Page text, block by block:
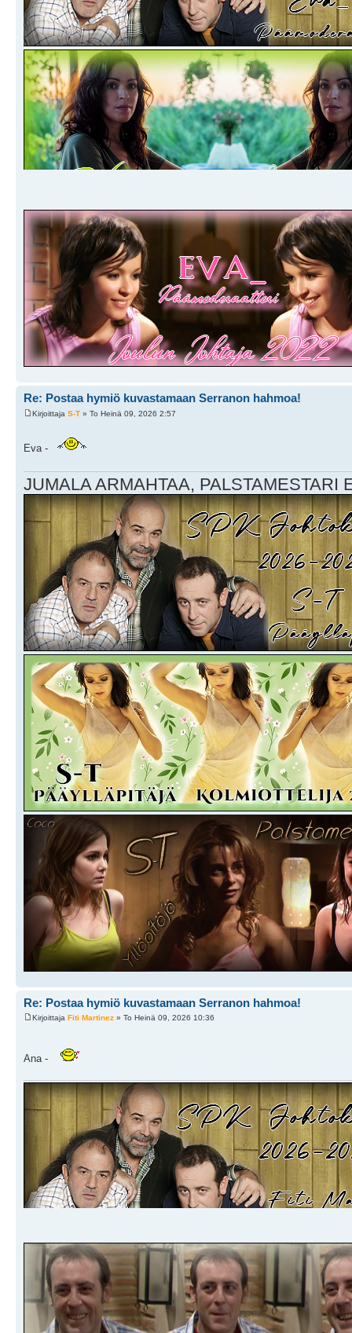
Re: Postaa hymiö kuvastamaan Serranon hahmoa!
Kirjoittaja S-T » To Heinä 09, 2026 2:57
Eva -
JUMALA ARMAHTAA, PALSTAMESTARI
Re: Postaa hymiö kuvastamaan Serranon hahmoa!
Kirjoittaja Fiti Martinez » To Heinä 09, 2026 10:36
Ana -